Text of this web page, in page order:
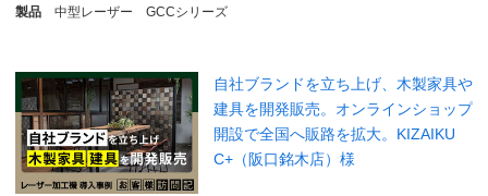
製品
中型レーザー GCCシリーズ
自社ブランドを立ち上げ、木製家具や
建具を開発販売。オンラインショップ
開設で全国へ販路を拡大。KIZAIKU
C+（阪口銘木店）様